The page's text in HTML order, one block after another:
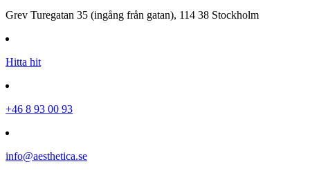
Grev Turegatan 35 (ingång från gatan), 114 38 Stockholm
Hitta hit
+46 8 93 00 93
info@aesthetica.se